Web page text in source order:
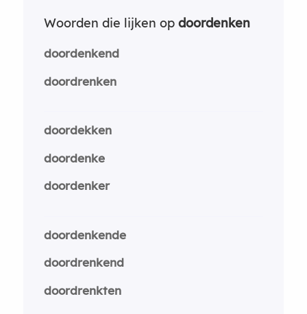
Woorden die lijken op doordenken
doordenkend
doordrenken
doordekken
doordenke
doordenker
doordenkende
doordrenkend
doordrenkten